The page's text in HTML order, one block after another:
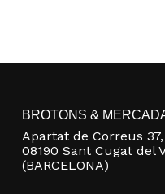
BROTONS &
Apartat de Correus 37,
08190 Sant Cugat del
(BARCELONA)